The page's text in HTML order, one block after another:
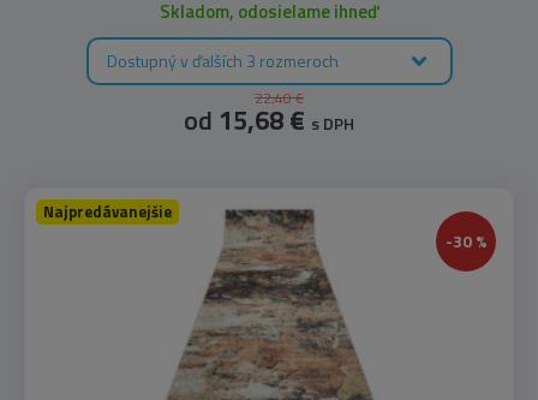
Skladom, odosielame ihneď
Dostupný v ďalších 3 rozmeroch
22,40 €
od 15,68 € s DPH
-30 %
Najpredávanejšie